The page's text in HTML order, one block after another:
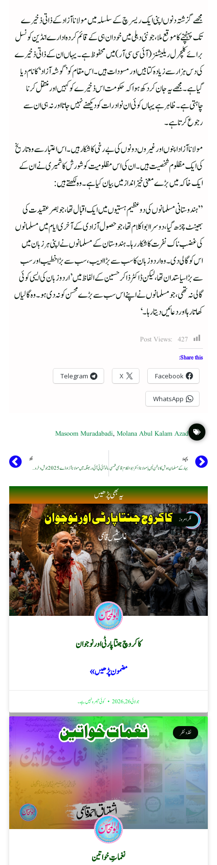
مجھے گزشتہ دنوں اپنی ایک ریسر چ کے سلسلہ میں مولانا آزاد کے ذاتی ذخیرے
تک پہنچنے کا موقع ملا، جو نئی دہلی میں خود ان ہی کے قائم کردہ ادارے انڈین کونسل
برائے کلچرل ریلیشنز (آئی سی سی آر)میں محفوظ ہے۔ یہاں ان کے ذاتی ذخیرے
کی دس ہزار سے زیادہ کتابیں اور مسودات ہیں۔ اس مقام کو ’گوشہ آزاد‘ کا نام دیا
گیا ہے۔ مجھے یہ جان کر دکھ ہوا کہ حکومت اس ذخیرے کو کہیں اور منتقل کرنا
چاہتی ہے۔ظاہر ہے یہاں کوئی ان نوادرات کو دیکھنے نہیں جاتا اور نہ ہی ان سے
رجوع کرتا ہے۔
مولانا آزاد اپنوں اور غیروں دونوں کی بے رخی کا شکار ہیں۔ اس اعتبار سے وہ تاریخ
کی ایک مظلوم شخصیت ہیں۔ ان کی اس مظلومیت کو شورش کاشمیری نے ان کے
ایک خاکہ میں بڑے معنی خیز انداز میں بیان کیا ہے۔ وہ لکھتے ہیں:
”ہندوستانی مسلمانوں کی دوعظیم ہستیوں میں ایک اقبال تھا، جو بصر عقیدت کی
بھینٹ چڑھ گیا، دوسرا ابواکلام تھا، جو حصول آزادی کے آخری ایام میں مسلمانوں
کی غضب ناک نفرت کا شکار رہا۔ ہندوستان کے مسلمانوں نے اپنی ہر زبان میں
اس کو گالی دی۔ وہ اردوزبان کا سب سے بڑا ادیب، سب سے بڑا خطیب اور سب
سے بڑا سیاستدان تھا، لیکن ڈاکٹر ذاکر حسین کے الفاظ میں ’اردو زبان کی ایسی کوئی
گالی نہ تھی، جومسلمانوں نے اپنے اس سب سے بڑے محسن کو نہ دی ہو۔وہ گالیاں
کھاتا رہا اور دعائیں دیتا رہا۔‘
Post Views: 427
Share this:
Facebook
X
Telegram
WhatsApp
Masoom Muradabadi,Molana Abul Kalam Azad
پچھلا
بہار کے مسلمان ہوش کا ناخن لیں | مولانا ڈاکٹر ابوالکلام قاسمی شمسی
اگلا
مانو آئی ٹی آئی دربھنگہ میں مولانا آزاد ڈے 2025 جوش و خروش کے ساتھ منایا گیا
یہ بھی پڑھیں
فکر امروز
کاکروچ جنتا پارٹی اور نوجوان
مضمون پڑھیں »
جولائی 26, 2026 کوئی تبصرہ نہیں ہے۔
نقد ونظر
نغماتِ خواتین